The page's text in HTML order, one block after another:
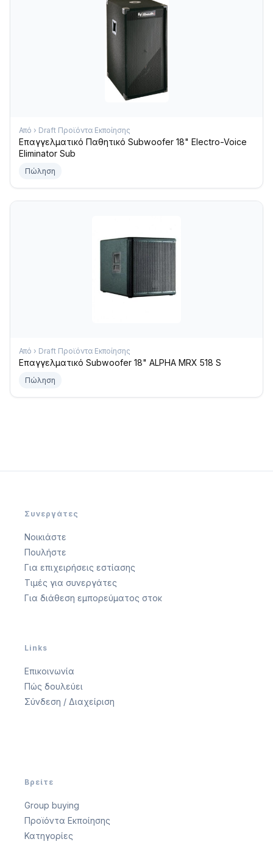
Από › Draft Προϊόντα Εκποίησης
Επαγγελματικό Παθητικό Subwoofer 18" Electro-Voice
Eliminator Sub
Πώληση
Από › Draft Προϊόντα Εκποίησης
Επαγγελματικό Subwoofer 18" ALPHA MRX 518 S
Πώληση
Συνεργάτες
Νοικιάστε
Πουλήστε
Για επιχειρήσεις εστίασης
Τιμές για συνεργάτες
Για διάθεση εμπορεύματος στοκ
Links
Επικοινωνία
Πώς δουλεύει
Σύνδεση / Διαχείριση
Βρείτε
Group buying
Προϊόντα Εκποίησης
Κατηγορίες